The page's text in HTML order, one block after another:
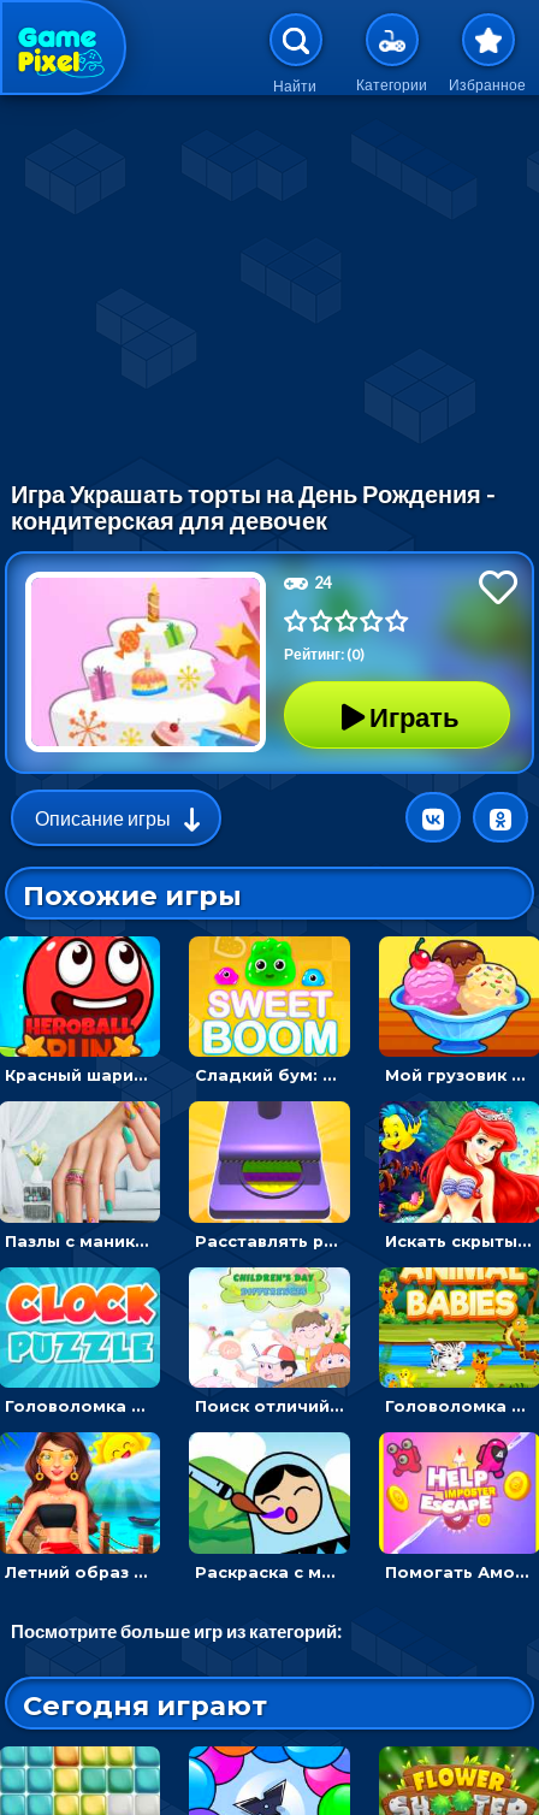
Перейти к основному
Найти Категории Избранное
Игра Украшать торты на День Рождения -
кондитерская для девочек
24
Рейтинг: (0)
Играть
Описание игры
Похожие игры
Красный шарик-герой в бегах: прыгать, чтобы избегать препятствий Сладкий бум: тапнуть, чтобы взорвать желейки - головоломка Мой грузовик с мороженным: принимать заказы и готовить десерты
Пазлы с маникюром: собери идеальный рисунок для ногтей Расставлять резиновые кубики, чтобы делать поп-ит - гиперказуальные Искать скрытый алфавит на картинках с мультяшными героями - головоломка для детей
Головоломка с часами для детей: читать время по циферблату Поиск отличий на картинках с детьми - головоломка Головоломка Звери-малыши: открывай карточки по очереди, чтобы найти одинаковые
Летний образ для подруг: переодевать девочек для прогулки Раскраска с матрешками для девочек Помогать Амонг Ас бежать из комнаты через преграды - приключения
Посмотрите больше игр из категорий:
Сегодня играют